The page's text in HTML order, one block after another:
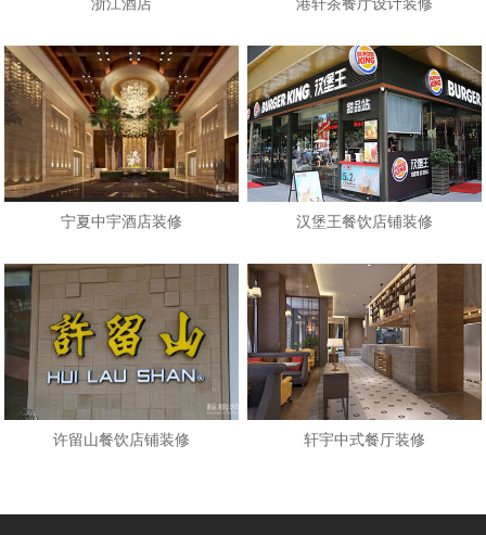
浙江酒店 港轩茶餐厅设计装修
宁夏中宇酒店装修 汉堡王餐饮店铺装修
许留山餐饮店铺装修 轩宇中式餐厅装修